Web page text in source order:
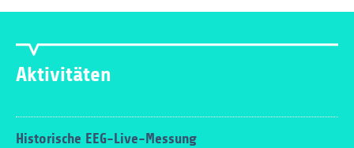
Aktivitäten
Historische EEG-Live-Messung